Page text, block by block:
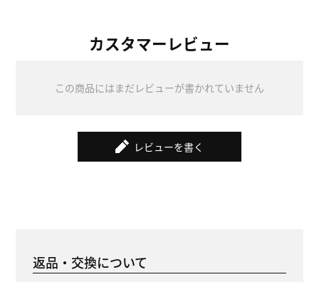
カスタマーレビュー
この商品にはまだレビューが書かれていません
レビューを書く
返品・交換について